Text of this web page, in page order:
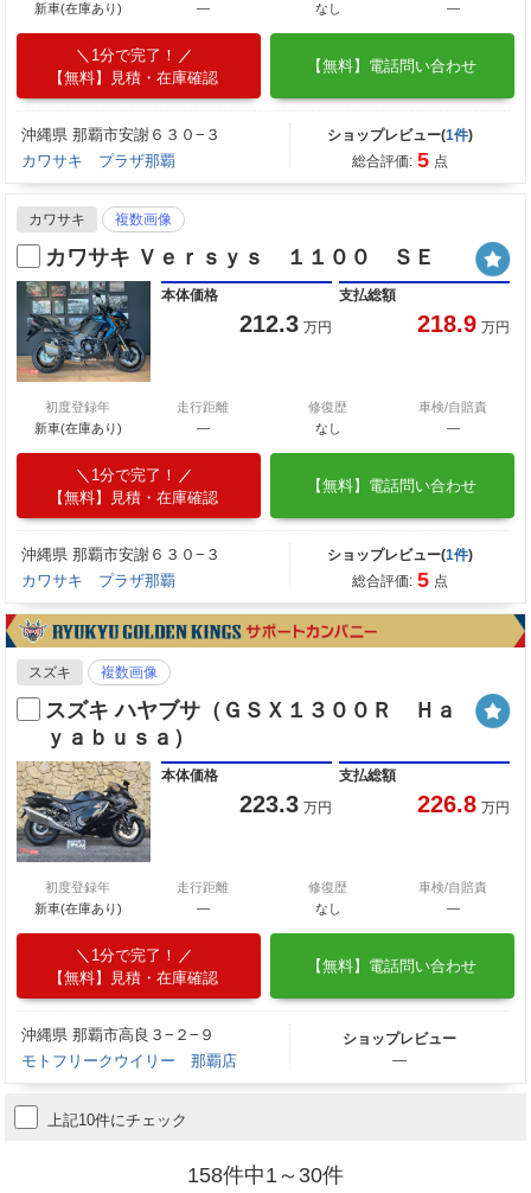
新車(在庫あり)
―
なし
―
1分で完了！
【無料】見積・在庫確認
【無料】電話問い合わせ
沖縄県 那覇市安謝６３０−３
カワサキ プラザ那覇
ショップレビュー(1件)
総合評価: 5 点
カワサキ 複数画像
カワサキ Ｖｅｒｓｙｓ １１００ ＳＥ
本体価格
212.3 万円
支払総額
218.9 万円
初度登録年
新車(在庫あり)
走行距離
―
修復歴
なし
車検/自賠責
―
1分で完了！
【無料】見積・在庫確認
【無料】電話問い合わせ
沖縄県 那覇市安謝６３０−３
カワサキ プラザ那覇
ショップレビュー(1件)
総合評価: 5 点
スズキ 複数画像
スズキ ハヤブサ（ＧＳＸ１３００Ｒ Ｈａ
ｙａｂｕｓａ）
本体価格
223.3 万円
支払総額
226.8 万円
初度登録年
新車(在庫あり)
走行距離
―
修復歴
なし
車検/自賠責
―
1分で完了！
【無料】見積・在庫確認
【無料】電話問い合わせ
沖縄県 那覇市高良３−２−９
モトフリークウイリー 那覇店
ショップレビュー
―
上記10件にチェック
158件中1～30件